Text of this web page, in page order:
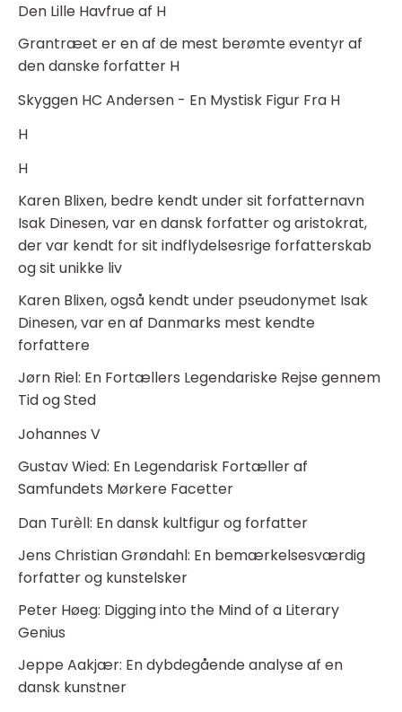
Den Lille Havfrue af H
Grantræet er en af de mest berømte eventyr af
den danske forfatter H
Skyggen HC Andersen - En Mystisk Figur Fra H
H
H
Karen Blixen, bedre kendt under sit forfatternavn
Isak Dinesen, var en dansk forfatter og aristokrat,
der var kendt for sit indflydelsesrige forfatterskab
og sit unikke liv
Karen Blixen, også kendt under pseudonymet Isak
Dinesen, var en af Danmarks mest kendte
forfattere
Jørn Riel: En Fortællers Legendariske Rejse gennem
Tid og Sted
Johannes V
Gustav Wied: En Legendarisk Fortæller af
Samfundets Mørkere Facetter
Dan Turèll: En dansk kultfigur og forfatter
Jens Christian Grøndahl: En bemærkelsesværdig
forfatter og kunstelsker
Peter Høeg: Digging into the Mind of a Literary
Genius
Jeppe Aakjær: En dybdegående analyse af en
dansk kunstner